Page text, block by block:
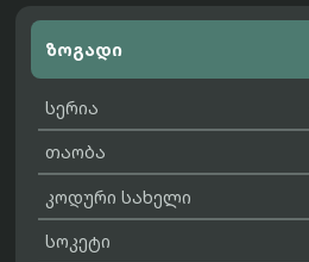
ზოგადი
სერია
თაობა
კოდური სახელი
სოკეტი